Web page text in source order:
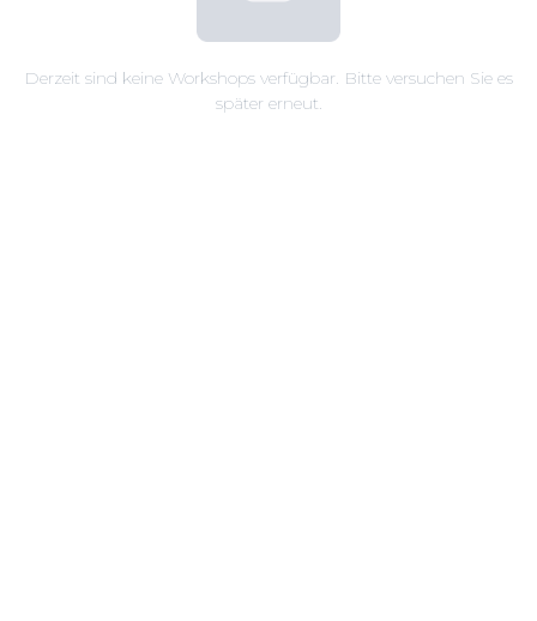
Derzeit sind keine Workshops verfügbar. Bitte versuchen Sie es
später erneut.